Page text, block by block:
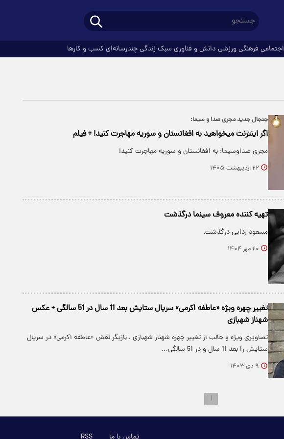
اجتماعی فرهنگیورزشی دانش و فناوری سبک زندگیچندرسانه‌ای کسب و کارها
جنجال جدید مجری صدا و سیما:
اگر اینترنت میخواهید به افغانستان و سوریه مهاجرت کنید! + فیلم
مجری صداوسیما: به افغانستان و سوریه مهاجرت کنید!
۲۲ اردیبهشت ۱۴۰۵
تهیه کننده معروف سینما درگذشت
مسعود ردایی درگذشت.
۲۰ مهر ۱۴۰۴
تغییر چهره ویژه «عاطفه اکرمی» سریال ستایش بعد 11 سال در 51 سالگی + عکس
شهناز شهبازی
تصاویری ویژه و جالب از تغییر چهره شهناز شهبازی ، بازیگر نقش «عاطفه اکرمی» در سریال
ستایش را بعد 11 سال و در 51 سالگی…
۹ دی ۱۴۰۳
۱